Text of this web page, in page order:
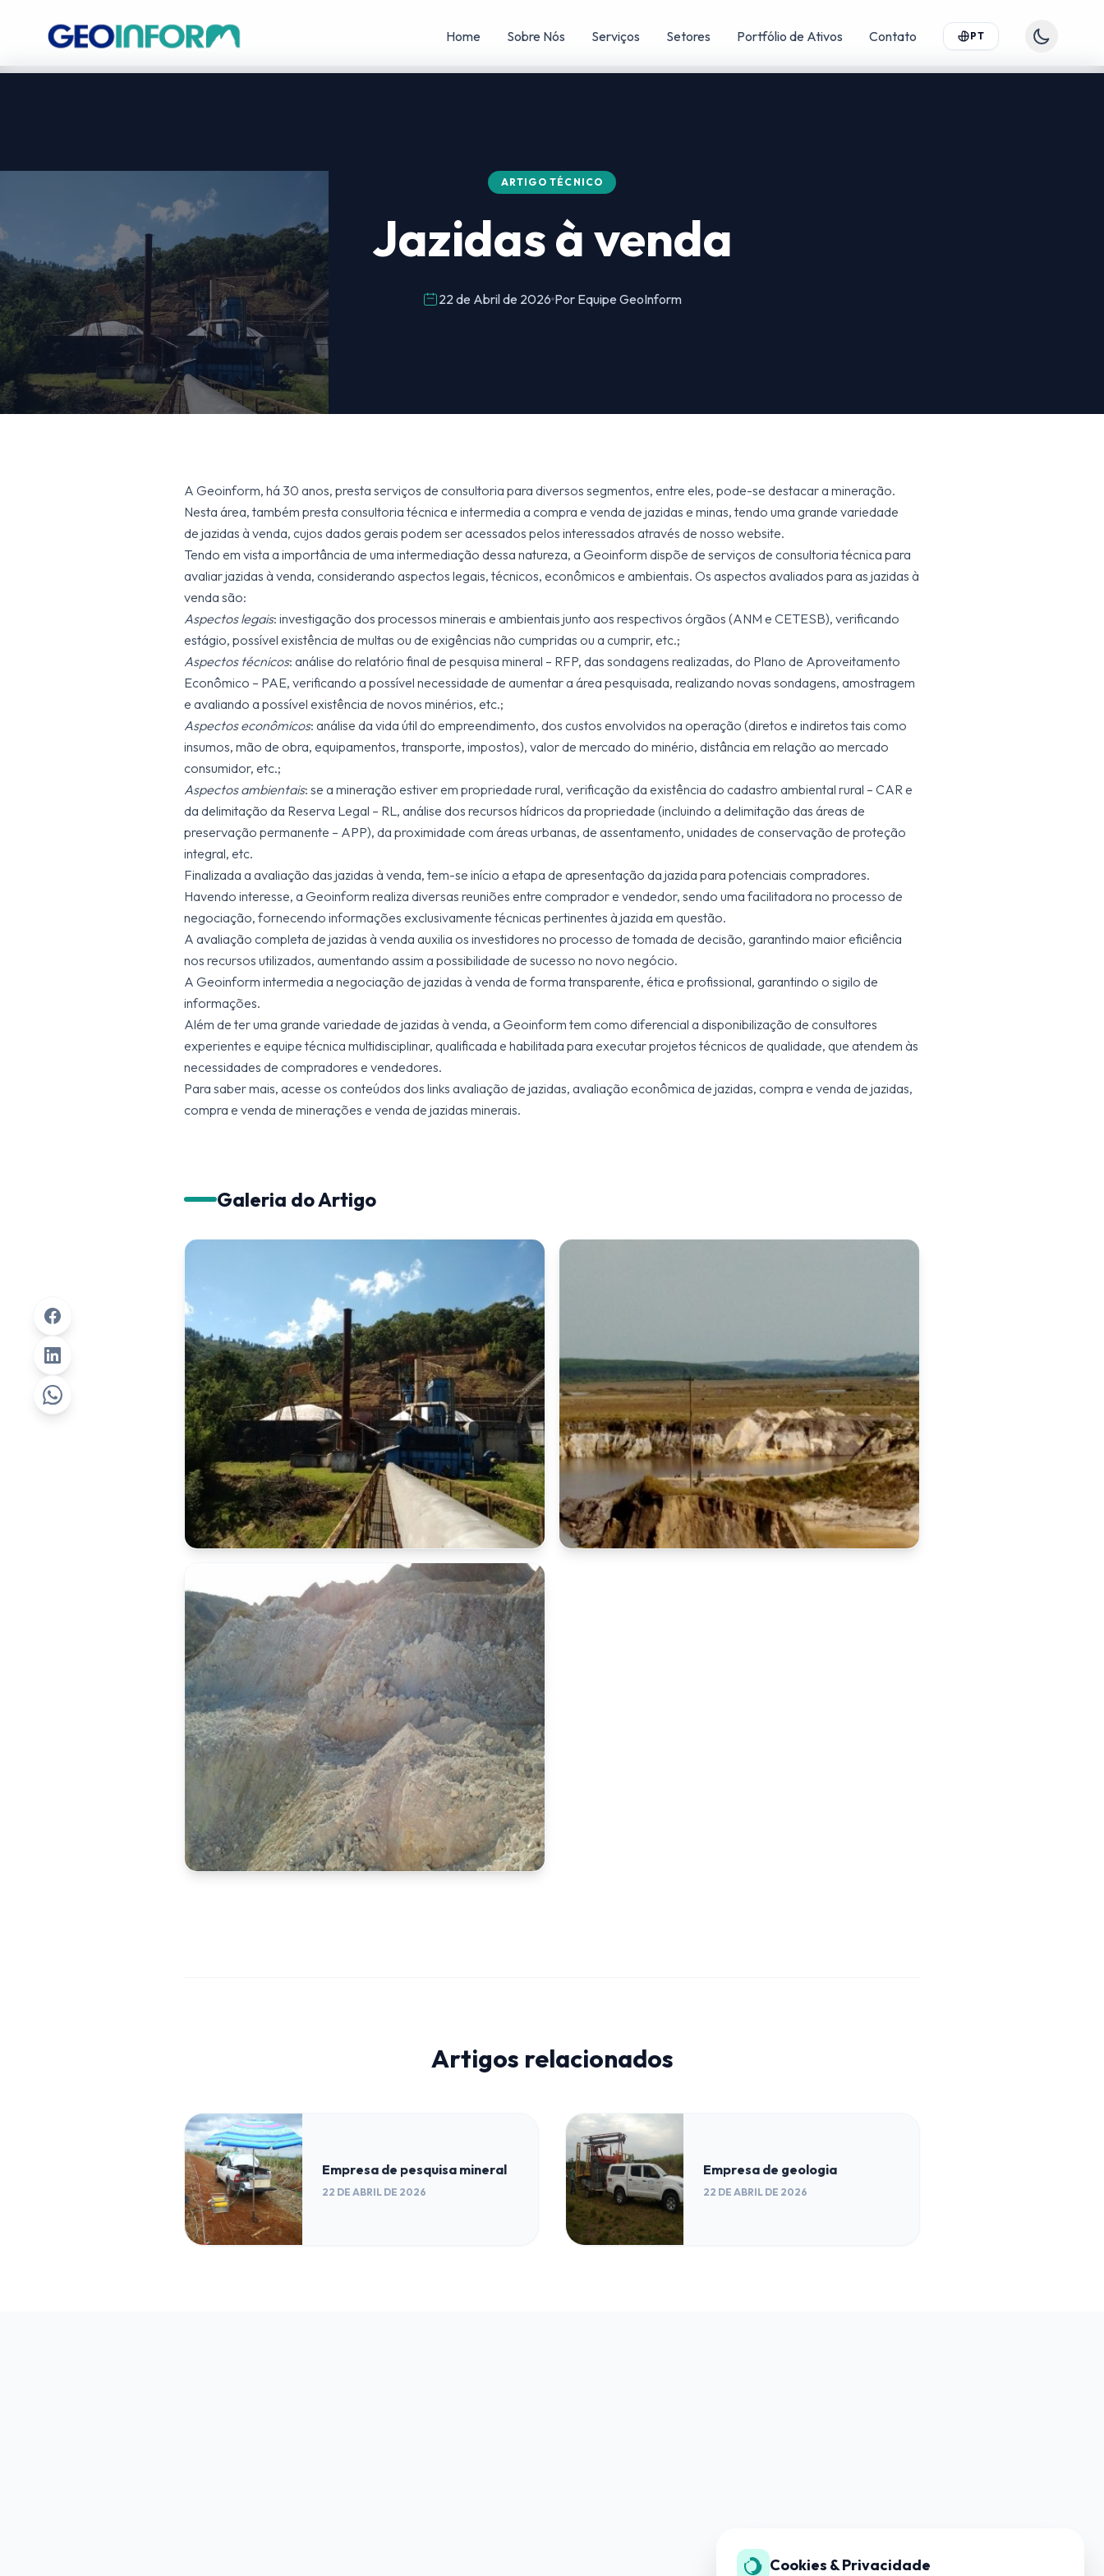
Home Sobre Nós Serviços Setores Portfólio de Ativos Contato PT
ARTIGO TÉCNICO
Jazidas à venda
22 de Abril de 2026 Por Equipe GeoInform
A Geoinform, há 30 anos, presta serviços de consultoria para diversos segmentos, entre eles, pode-se destacar a mineração.
Nesta área, também presta consultoria técnica e intermedia a compra e venda de jazidas e minas, tendo uma grande variedade
de jazidas à venda, cujos dados gerais podem ser acessados pelos interessados através de nosso website.
Tendo em vista a importância de uma intermediação dessa natureza, a Geoinform dispõe de serviços de consultoria técnica para
avaliar jazidas à venda, considerando aspectos legais, técnicos, econômicos e ambientais. Os aspectos avaliados para as jazidas à
venda são:
Aspectos legais: investigação dos processos minerais e ambientais junto aos respectivos órgãos (ANM e CETESB), verificando
estágio, possível existência de multas ou de exigências não cumpridas ou a cumprir, etc.;
Aspectos técnicos: análise do relatório final de pesquisa mineral – RFP, das sondagens realizadas, do Plano de Aproveitamento
Econômico – PAE, verificando a possível necessidade de aumentar a área pesquisada, realizando novas sondagens, amostragem
e avaliando a possível existência de novos minérios, etc.;
Aspectos econômicos: análise da vida útil do empreendimento, dos custos envolvidos na operação (diretos e indiretos tais como
insumos, mão de obra, equipamentos, transporte, impostos), valor de mercado do minério, distância em relação ao mercado
consumidor, etc.;
Aspectos ambientais: se a mineração estiver em propriedade rural, verificação da existência do cadastro ambiental rural – CAR e
da delimitação da Reserva Legal – RL, análise dos recursos hídricos da propriedade (incluindo a delimitação das áreas de
preservação permanente – APP), da proximidade com áreas urbanas, de assentamento, unidades de conservação de proteção
integral, etc.
Finalizada a avaliação das jazidas à venda, tem-se início a etapa de apresentação da jazida para potenciais compradores.
Havendo interesse, a Geoinform realiza diversas reuniões entre comprador e vendedor, sendo uma facilitadora no processo de
negociação, fornecendo informações exclusivamente técnicas pertinentes à jazida em questão.
A avaliação completa de jazidas à venda auxilia os investidores no processo de tomada de decisão, garantindo maior eficiência
nos recursos utilizados, aumentando assim a possibilidade de sucesso no novo negócio.
A Geoinform intermedia a negociação de jazidas à venda de forma transparente, ética e profissional, garantindo o sigilo de
informações.
Além de ter uma grande variedade de jazidas à venda, a Geoinform tem como diferencial a disponibilização de consultores
experientes e equipe técnica multidisciplinar, qualificada e habilitada para executar projetos técnicos de qualidade, que atendem às
necessidades de compradores e vendedores.
Para saber mais, acesse os conteúdos dos links avaliação de jazidas, avaliação econômica de jazidas, compra e venda de jazidas,
compra e venda de minerações e venda de jazidas minerais.
Galeria do Artigo
Artigos relacionados
Empresa de pesquisa mineral
22 DE ABRIL DE 2026
Empresa de geologia
22 DE ABRIL DE 2026
Cookies & Privacidade